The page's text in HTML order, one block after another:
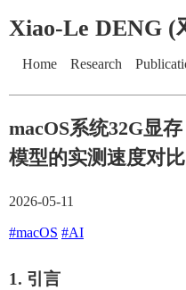
Xiao-Le DENG (
Home Research
macOS系统32G显
模型的实测速度对比
2026-05-11
#macOS #AI
1. 引言